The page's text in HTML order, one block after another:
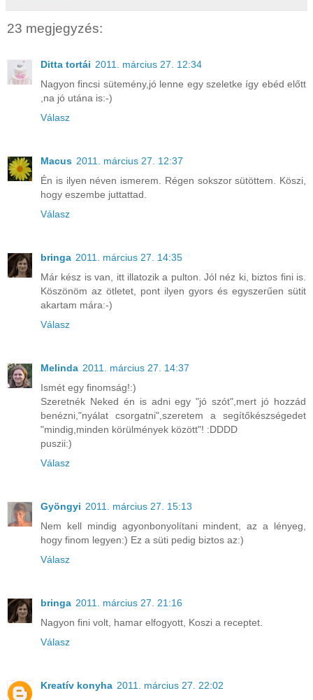
23 megjegyzés:
Ditta tortái 2011. március 27. 12:34
Nagyon fincsi sütemény,jó lenne egy szeletke így ebéd előtt
,na jó utána is:-)
Válasz
Macus 2011. március 27. 12:37
Én is ilyen néven ismerem. Régen sokszor sütöttem. Köszi,
hogy eszembe juttattad.
Válasz
bringa 2011. március 27. 14:35
Már kész is van, itt illatozik a pulton. Jól néz ki, biztos fini is.
Köszönöm az ötletet, pont ilyen gyors és egyszerűen sütit
akartam mára:-)
Válasz
Melinda 2011. március 27. 14:37
Ismét egy finomság!:)
Szeretnék Neked én is adni egy "jó szót",mert jó hozzád
benézni,"nyálat csorgatni",szeretem a segítőkészségedet
"mindig,minden körülmények között"! :DDDD
puszii:)
Válasz
Gyöngyi 2011. március 27. 15:13
Nem kell mindig agyonbonyolítani mindent, az a lényeg,
hogy finom legyen:) Ez a süti pedig biztos az:)
Válasz
bringa 2011. március 27. 21:16
Nagyon fini volt, hamar elfogyott, Koszi a receptet.
Válasz
Kreatív konyha 2011. március 27. 22:02